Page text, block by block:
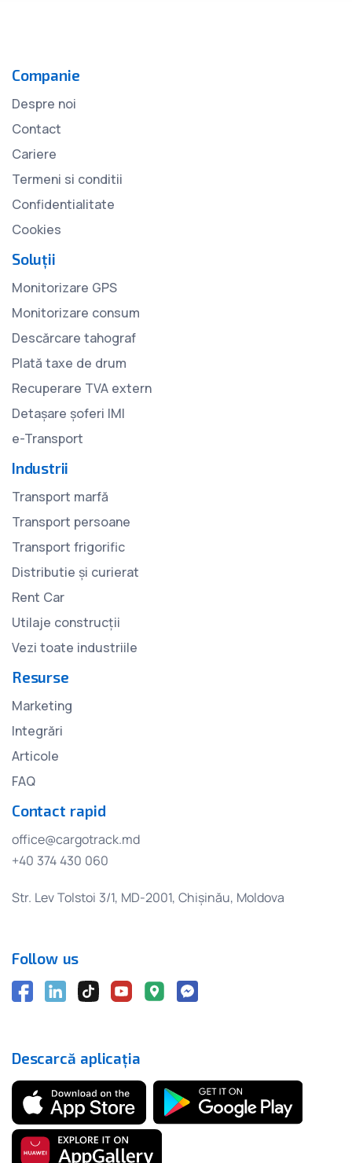
Companie
Despre noi
Contact
Cariere
Termeni si conditii
Confidentialitate
Cookies
Soluții
Monitorizare GPS
Monitorizare consum
Descărcare tahograf
Plată taxe de drum
Recuperare TVA extern
Detașare șoferi IMI
e-Transport
Industrii
Transport marfă
Transport persoane
Transport frigorific
Distributie și curierat
Rent Car
Utilaje construcții
Vezi toate industriile
Resurse
Marketing
Integrări
Articole
FAQ
Contact rapid
office@cargotrack.md
+40 374 430 060
Str. Lev Tolstoi 3/1, MD-2001, Chișinău, Moldova
Follow us
Descarcă aplicația